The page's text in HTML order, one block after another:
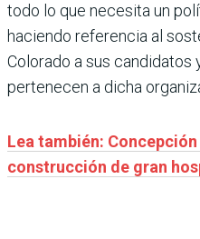
todo lo que necesita un
haciendo referencia al
Colorado a sus candidatos
pertenecen a dicha
Lea también:
construcción de gran